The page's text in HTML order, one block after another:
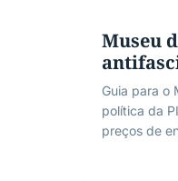
Museu
Guia para o
política da
preços de